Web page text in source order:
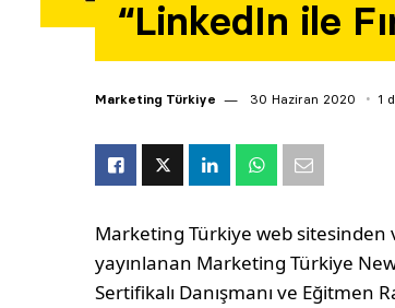
“LinkedIn ile
Marketing Türkiye 30 Haziran 2020 1
Marketing Türkiye web sitesinden
yayınlanan Marketing Türkiye
Sertifikalı Danışmanı ve Eğitmen